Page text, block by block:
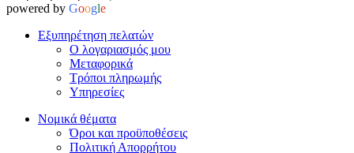
powered by Google
Εξυπηρέτηση πελατών
Ο λογαριασμός μου
Μεταφορικά
Τρόποι πληρωμής
Υπηρεσίες
Νομικά θέματα
Όροι και προϋποθέσεις
Πολιτική Απορρήτου